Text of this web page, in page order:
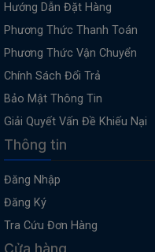
Hướng Dẫn Đặt Hàng
Phương Thức Thanh Toán
Phương Thức Vận Chuyển
Chính Sách Đổi Trả
Bảo Mật Thông Tin
Giải Quyết Vấn Đề Khiếu Nại
Thông tin
Đăng Nhập
Đăng Ký
Tra Cứu Đơn Hàng
Cửa hàng